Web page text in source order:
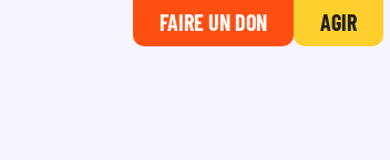
FAIRE UN DON AGIR